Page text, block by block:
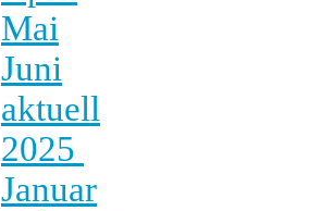
Mai
Juni
aktuell
2025
Januar